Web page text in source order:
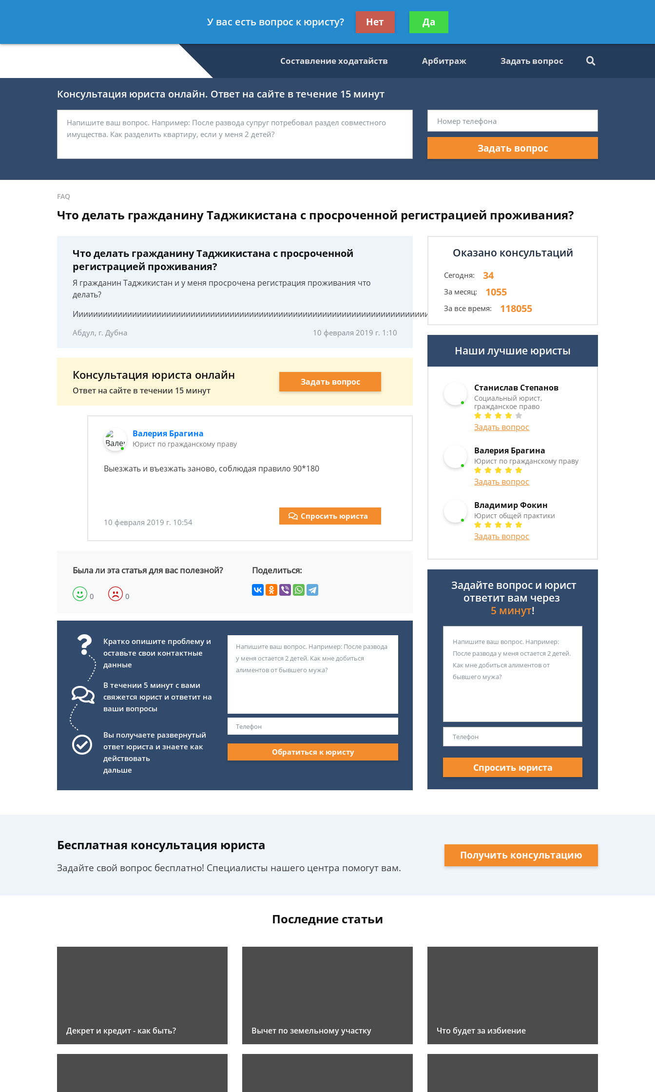
- Юрист по гражданскому праву
Получите консультацию
бесплатно
Составление ходатайств Арбитраж Задать вопрос
Консультация юриста онлайн. Ответ на сайте в течение 15 минут
Задать вопрос
FAQ
Что делать гражданину Таджикистана с просроченной регистрацией проживания?
Что делать гражданину Таджикистана с просроченной
регистрацией проживания?
Я гражданин Таджикистан и у меня просрочена регистрация проживания что
делать?
Иииииииииииииииииииииииииииииииииииииииииииииииииииииииииииииииииииииииииииииииииииитттттттттттттттттттиииии
Абдул, г. Дубна 10 февраля 2019 г. 1:10
Консультация юриста онлайн
Ответ на сайте в течении 15 минут
Задать вопрос
Валерия Брагина
Юрист по гражданскому праву
Выезжать и въезжать заново, соблюдая правило 90*180
10 февраля 2019 г. 10:54
Спросить юриста
Была ли эта статья для вас полезной?
0 0
Поделиться:
Кратко опишите проблему и
оставьте свои контактные
данные
В течении 5 минут с вами
свяжется юрист и ответит на
ваши вопросы
Вы получаете развернутый
ответ юриста и знаете как
действовать
дальше
Обратиться к юристу
Оказано консультаций
Сегодня: 34
За месяц: 1055
За все время: 118055
Наши лучшие юристы
Станислав Степанов
Социальный юрист,
гражданское право
Задать вопрос
Валерия Брагина
Юрист по гражданскому праву
Задать вопрос
Владимир Фокин
Юрист общей практики
Задать вопрос
Задайте вопрос и юрист
ответит вам через
5 минут!
Спросить юриста
Бесплатная консультация юриста
Задайте свой вопрос бесплатно! Специалисты нашего центра помогут вам.
Получить консультацию
Последние статьи
Декрет и кредит - как быть? Вычет по земельному участку Что будет за избиение
У вас есть вопрос к юристу? Нет Да